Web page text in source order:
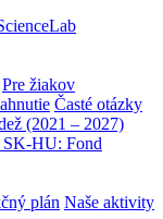
Pre žiakov
Časté otázky
(2021 – 2027)
SK-HU: Fond
plán Naše aktivity